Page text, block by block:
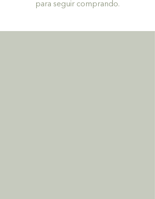
para seguir comprando.